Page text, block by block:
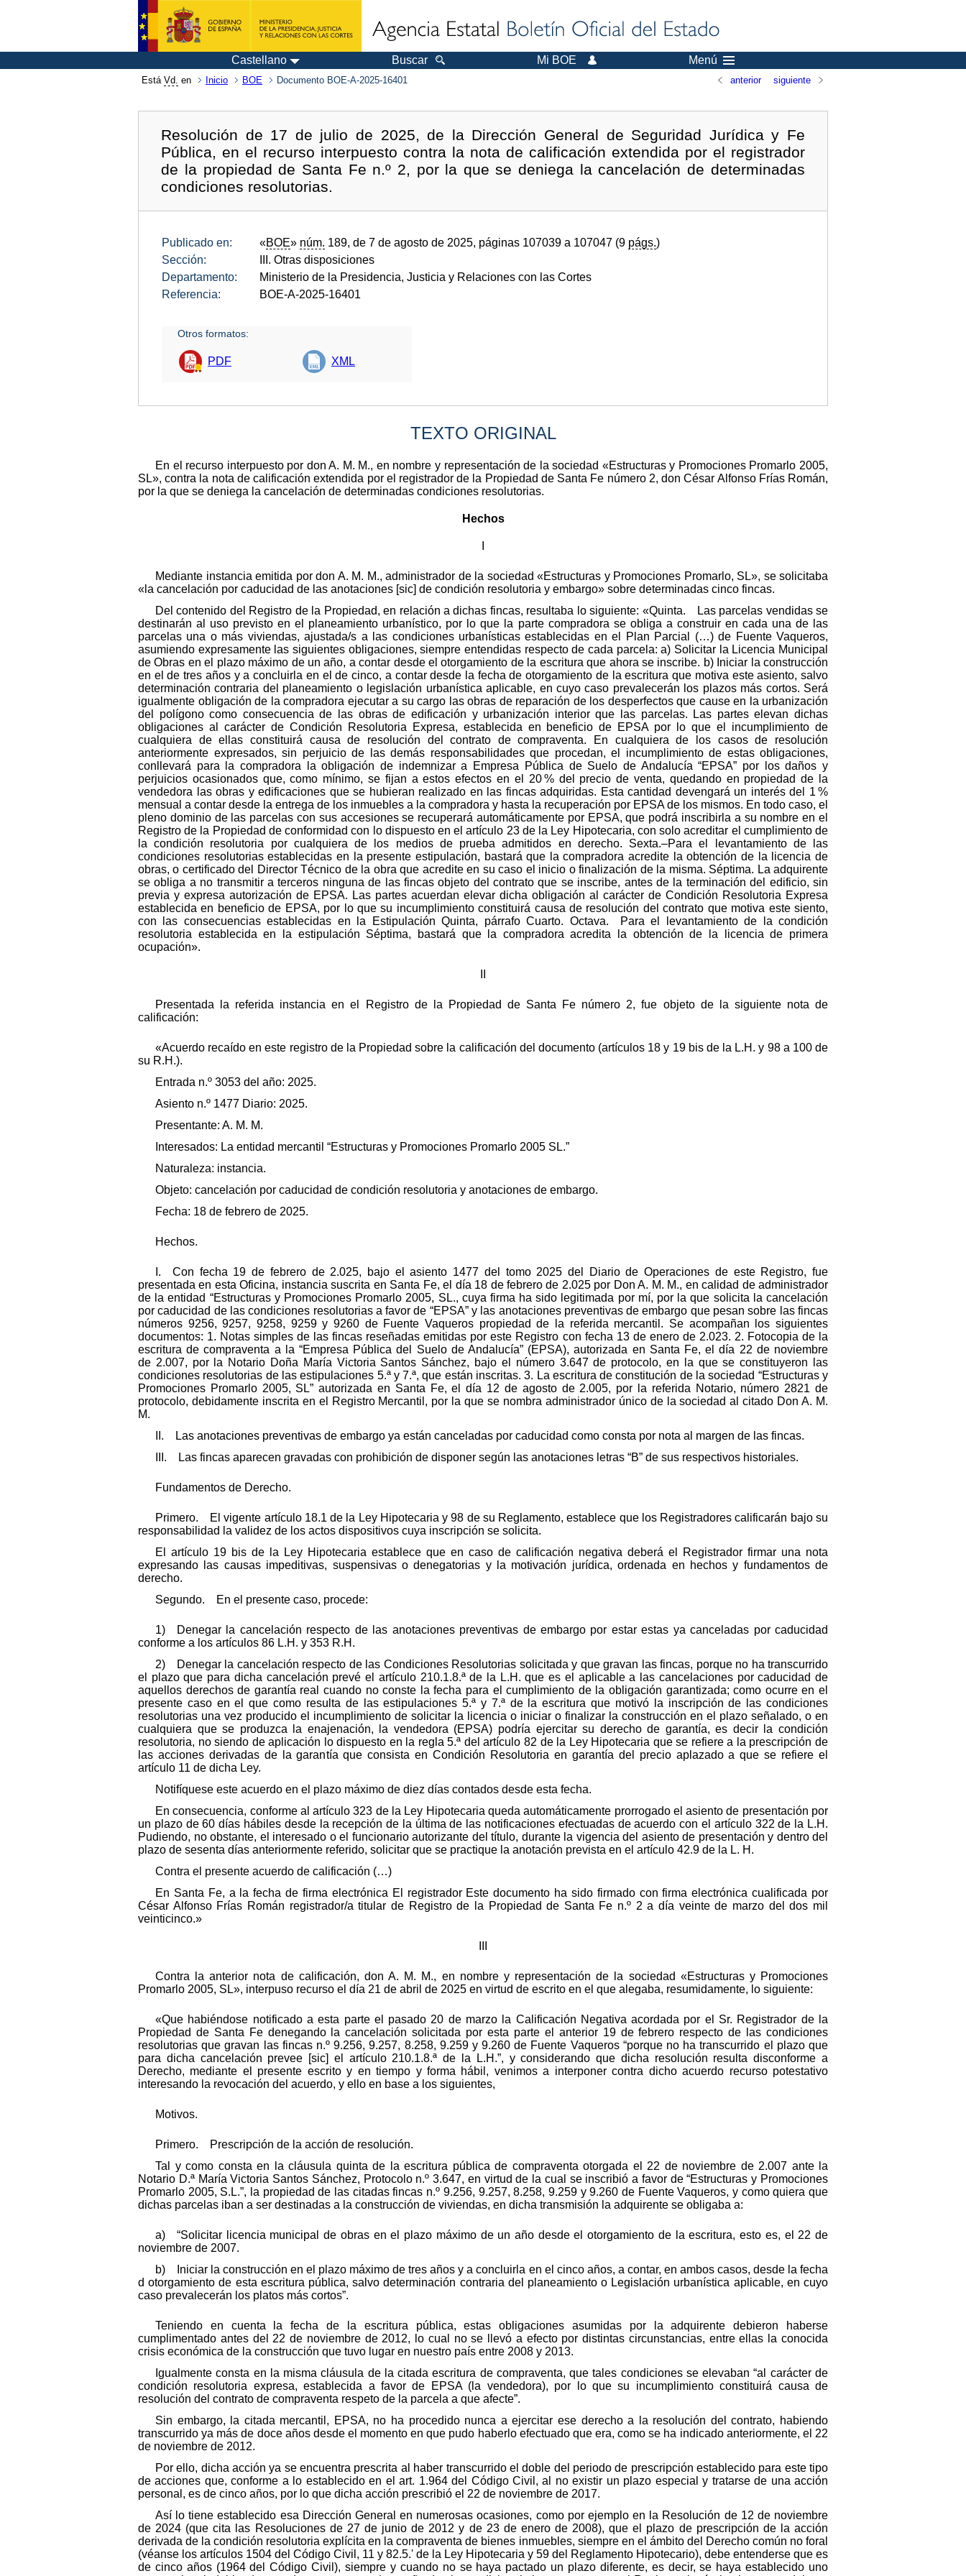
Castellano Buscar Mi BOE Menú
Está Vd. en Inicio BOE Documento BOE-A-2025-16401 anterior siguiente
Resolución de 17 de julio de 2025, de la Dirección General de Seguridad Jurídica y Fe
Pública, en el recurso interpuesto contra la nota de calificación extendida por el registrador
de la propiedad de Santa Fe n.º 2, por la que se deniega la cancelación de determinadas
condiciones resolutorias.
Publicado en: «BOE» núm. 189, de 7 de agosto de 2025, páginas 107039 a 107047 (9 págs.)
Sección:
III. Otras disposiciones
Departamento:
Ministerio de la Presidencia, Justicia y Relaciones con las Cortes
Referencia:
BOE-A-2025-16401
Otros formatos:
PDF XML
TEXTO ORIGINAL
En el recurso interpuesto por don A. M. M., en nombre y representación de la sociedad «Estructuras y Promociones Promarlo 2005,
SL», contra la nota de calificación extendida por el registrador de la Propiedad de Santa Fe número 2, don César Alfonso Frías Román,
por la que se deniega la cancelación de determinadas condiciones resolutorias.
Hechos
Mediante instancia emitida por don A. M. M., administrador de la sociedad «Estructuras y Promociones Promarlo, SL», se solicitaba
«la cancelación por caducidad de las anotaciones [sic] de condición resolutoria y embargo» sobre determinadas cinco fincas.
Del contenido del Registro de la Propiedad, en relación a dichas fincas, resultaba lo siguiente: «Quinta. Las parcelas vendidas se
destinarán al uso previsto en el planeamiento urbanístico, por lo que la parte compradora se obliga a construir en cada una de las
parcelas una o más viviendas, ajustada/s a las condiciones urbanísticas establecidas en el Plan Parcial (…) de Fuente Vaqueros,
asumiendo expresamente las siguientes obligaciones, siempre entendidas respecto de cada parcela: a) Solicitar la Licencia Municipal
de Obras en el plazo máximo de un año, a contar desde el otorgamiento de la escritura que ahora se inscribe. b) Iniciar la construcción
en el de tres años y a concluirla en el de cinco, a contar desde la fecha de otorgamiento de la escritura que motiva este asiento, salvo
determinación contraria del planeamiento o legislación urbanística aplicable, en cuyo caso prevalecerán los plazos más cortos. Será
igualmente obligación de la compradora ejecutar a su cargo las obras de reparación de los desperfectos que cause en la urbanización
del polígono como consecuencia de las obras de edificación y urbanización interior que las parcelas. Las partes elevan dichas
obligaciones al carácter de Condición Resolutoria Expresa, establecida en beneficio de EPSA por lo que el incumplimiento de
cualquiera de ellas constituirá causa de resolución del contrato de compraventa. En cualquiera de los casos de resolución
anteriormente expresados, sin perjuicio de las demás responsabilidades que procedan, el incumplimiento de estas obligaciones,
conllevará para la compradora la obligación de indemnizar a Empresa Pública de Suelo de Andalucía “EPSA” por los daños y
perjuicios ocasionados que, como mínimo, se fijan a estos efectos en el 20 % del precio de venta, quedando en propiedad de la
vendedora las obras y edificaciones que se hubieran realizado en las fincas adquiridas. Esta cantidad devengará un interés del 1 %
mensual a contar desde la entrega de los inmuebles a la compradora y hasta la recuperación por EPSA de los mismos. En todo caso, el
pleno dominio de las parcelas con sus accesiones se recuperará automáticamente por EPSA, que podrá inscribirla a su nombre en el
Registro de la Propiedad de conformidad con lo dispuesto en el artículo 23 de la Ley Hipotecaria, con solo acreditar el cumplimiento de
la condición resolutoria por cualquiera de los medios de prueba admitidos en derecho. Sexta.–Para el levantamiento de las
condiciones resolutorias establecidas en la presente estipulación, bastará que la compradora acredite la obtención de la licencia de
obras, o certificado del Director Técnico de la obra que acredite en su caso el inicio o finalización de la misma. Séptima. La adquirente
se obliga a no transmitir a terceros ninguna de las fincas objeto del contrato que se inscribe, antes de la terminación del edificio, sin
previa y expresa autorización de EPSA. Las partes acuerdan elevar dicha obligación al carácter de Condición Resolutoria Expresa
establecida en beneficio de EPSA, por lo que su incumplimiento constituirá causa de resolución del contrato que motiva este siento,
con las consecuencias establecidas en la Estipulación Quinta, párrafo Cuarto. Octava. Para el levantamiento de la condición
resolutoria establecida en la estipulación Séptima, bastará que la compradora acredita la obtención de la licencia de primera
ocupación».
Presentada la referida instancia en el Registro de la Propiedad de Santa Fe número 2, fue objeto de la siguiente nota de
calificación:
«Acuerdo recaído en este registro de la Propiedad sobre la calificación del documento (artículos 18 y 19 bis de la L.H. y 98 a 100 de
su R.H.).
Entrada n.º 3053 del año: 2025.
Asiento n.º 1477 Diario: 2025.
Presentante: A. M. M.
Interesados: La entidad mercantil “Estructuras y Promociones Promarlo 2005 SL.”
Naturaleza: instancia.
Objeto: cancelación por caducidad de condición resolutoria y anotaciones de embargo.
Fecha: 18 de febrero de 2025.
Hechos.
I. Con fecha 19 de febrero de 2.025, bajo el asiento 1477 del tomo 2025 del Diario de Operaciones de este Registro, fue
presentada en esta Oficina, instancia suscrita en Santa Fe, el día 18 de febrero de 2.025 por Don A. M. M., en calidad de administrador
de la entidad “Estructuras y Promociones Promarlo 2005, SL., cuya firma ha sido legitimada por mí, por la que solicita la cancelación
por caducidad de las condiciones resolutorias a favor de “EPSA” y las anotaciones preventivas de embargo que pesan sobre las fincas
números 9256, 9257, 9258, 9259 y 9260 de Fuente Vaqueros propiedad de la referida mercantil. Se acompañan los siguientes
documentos: 1. Notas simples de las fincas reseñadas emitidas por este Registro con fecha 13 de enero de 2.023. 2. Fotocopia de la
escritura de compraventa a la “Empresa Pública del Suelo de Andalucía” (EPSA), autorizada en Santa Fe, el día 22 de noviembre
de 2.007, por la Notario Doña María Victoria Santos Sánchez, bajo el número 3.647 de protocolo, en la que se constituyeron las
condiciones resolutorias de las estipulaciones 5.ª y 7.ª, que están inscritas. 3. La escritura de constitución de la sociedad “Estructuras y
Promociones Promarlo 2005, SL” autorizada en Santa Fe, el día 12 de agosto de 2.005, por la referida Notario, número 2821 de
protocolo, debidamente inscrita en el Registro Mercantil, por la que se nombra administrador único de la sociedad al citado Don A. M.
M.
II. Las anotaciones preventivas de embargo ya están canceladas por caducidad como consta por nota al margen de las fincas.
III. Las fincas aparecen gravadas con prohibición de disponer según las anotaciones letras “B” de sus respectivos historiales.
Fundamentos de Derecho.
Primero. El vigente artículo 18.1 de la Ley Hipotecaria y 98 de su Reglamento, establece que los Registradores calificarán bajo su
responsabilidad la validez de los actos dispositivos cuya inscripción se solicita.
El artículo 19 bis de la Ley Hipotecaria establece que en caso de calificación negativa deberá el Registrador firmar una nota
expresando las causas impeditivas, suspensivas o denegatorias y la motivación jurídica, ordenada en hechos y fundamentos de
derecho.
Segundo. En el presente caso, procede:
1) Denegar la cancelación respecto de las anotaciones preventivas de embargo por estar estas ya canceladas por caducidad
conforme a los artículos 86 L.H. y 353 R.H.
2) Denegar la cancelación respecto de las Condiciones Resolutorias solicitada y que gravan las fincas, porque no ha transcurrido
el plazo que para dicha cancelación prevé el artículo 210.1.8.ª de la L.H. que es el aplicable a las cancelaciones por caducidad de
aquellos derechos de garantía real cuando no conste la fecha para el cumplimiento de la obligación garantizada; como ocurre en el
presente caso en el que como resulta de las estipulaciones 5.ª y 7.ª de la escritura que motivó la inscripción de las condiciones
resolutorias una vez producido el incumplimiento de solicitar la licencia o iniciar o finalizar la construcción en el plazo señalado, o en
cualquiera que se produzca la enajenación, la vendedora (EPSA) podría ejercitar su derecho de garantía, es decir la condición
resolutoria, no siendo de aplicación lo dispuesto en la regla 5.ª del artículo 82 de la Ley Hipotecaria que se refiere a la prescripción de
las acciones derivadas de la garantía que consista en Condición Resolutoria en garantía del precio aplazado a que se refiere el
artículo 11 de dicha Ley.
Notifíquese este acuerdo en el plazo máximo de diez días contados desde esta fecha.
En consecuencia, conforme al artículo 323 de la Ley Hipotecaria queda automáticamente prorrogado el asiento de presentación por
un plazo de 60 días hábiles desde la recepción de la última de las notificaciones efectuadas de acuerdo con el artículo 322 de la L.H.
Pudiendo, no obstante, el interesado o el funcionario autorizante del título, durante la vigencia del asiento de presentación y dentro del
plazo de sesenta días anteriormente referido, solicitar que se practique la anotación prevista en el artículo 42.9 de la L. H.
Contra el presente acuerdo de calificación (…)
En Santa Fe, a la fecha de firma electrónica El registrador Este documento ha sido firmado con firma electrónica cualificada por
César Alfonso Frías Román registrador/a titular de Registro de la Propiedad de Santa Fe n.º 2 a día veinte de marzo del dos mil
veinticinco.»
Contra la anterior nota de calificación, don A. M. M., en nombre y representación de la sociedad «Estructuras y Promociones
Promarlo 2005, SL», interpuso recurso el día 21 de abril de 2025 en virtud de escrito en el que alegaba, resumidamente, lo siguiente:
«Que habiéndose notificado a esta parte el pasado 20 de marzo la Calificación Negativa acordada por el Sr. Registrador de la
Propiedad de Santa Fe denegando la cancelación solicitada por esta parte el anterior 19 de febrero respecto de las condiciones
resolutorias que gravan las fincas n.º 9.256, 9.257, 8.258, 9.259 y 9.260 de Fuente Vaqueros “porque no ha transcurrido el plazo que
para dicha cancelación prevee [sic] el artículo 210.1.8.ª de la L.H.”, y considerando que dicha resolución resulta disconforme a
Derecho, mediante el presente escrito y en tiempo y forma hábil, venimos a interponer contra dicho acuerdo recurso potestativo
interesando la revocación del acuerdo, y ello en base a los siguientes,
Motivos.
Primero. Prescripción de la acción de resolución.
Tal y como consta en la cláusula quinta de la escritura pública de compraventa otorgada el 22 de noviembre de 2.007 ante la
Notario D.ª María Victoria Santos Sánchez, Protocolo n.º 3.647, en virtud de la cual se inscribió a favor de “Estructuras y Promociones
Promarlo 2005, S.L.”, la propiedad de las citadas fincas n.º 9.256, 9.257, 8.258, 9.259 y 9.260 de Fuente Vaqueros, y como quiera que
dichas parcelas iban a ser destinadas a la construcción de viviendas, en dicha transmisión la adquirente se obligaba a:
a) “Solicitar licencia municipal de obras en el plazo máximo de un año desde el otorgamiento de la escritura, esto es, el 22 de
noviembre de 2007.
b) Iniciar la construcción en el plazo máximo de tres años y a concluirla en el cinco años, a contar, en ambos casos, desde la fecha
d otorgamiento de esta escritura pública, salvo determinación contraria del planeamiento o Legislación urbanística aplicable, en cuyo
caso prevalecerán los platos más cortos”.
Teniendo en cuenta la fecha de la escritura pública, estas obligaciones asumidas por la adquirente debieron haberse
cumplimentado antes del 22 de noviembre de 2012, lo cual no se llevó a efecto por distintas circunstancias, entre ellas la conocida
crisis económica de la construcción que tuvo lugar en nuestro país entre 2008 y 2013.
Igualmente consta en la misma cláusula de la citada escritura de compraventa, que tales condiciones se elevaban “al carácter de
condición resolutoria expresa, establecida a favor de EPSA (la vendedora), por lo que su incumplimiento constituirá causa de
resolución del contrato de compraventa respeto de la parcela a que afecte”.
Sin embargo, la citada mercantil, EPSA, no ha procedido nunca a ejercitar ese derecho a la resolución del contrato, habiendo
transcurrido ya más de doce años desde el momento en que pudo haberlo efectuado que era, como se ha indicado anteriormente, el 22
de noviembre de 2012.
Por ello, dicha acción ya se encuentra prescrita al haber transcurrido el doble del periodo de prescripción establecido para este tipo
de acciones que, conforme a lo establecido en el art. 1.964 del Código Civil, al no existir un plazo especial y tratarse de una acción
personal, es de cinco años, por lo que dicha acción prescribió el 22 de noviembre de 2017.
Así lo tiene establecido esa Dirección General en numerosas ocasiones, como por ejemplo en la Resolución de 12 de noviembre
de 2024 (que cita las Resoluciones de 27 de junio de 2012 y de 23 de enero de 2008), que el plazo de prescripción de la acción
derivada de la condición resolutoria explícita en la compraventa de bienes inmuebles, siempre en el ámbito del Derecho común no foral
(véanse los artículos 1504 del Código Civil, 11 y 82.5.' de la Ley Hipotecaria y 59 del Reglamento Hipotecario), debe entenderse que es
de cinco años (1964 del Código Civil), siempre y cuando no se haya pactado un plazo diferente, es decir, se haya establecido uno